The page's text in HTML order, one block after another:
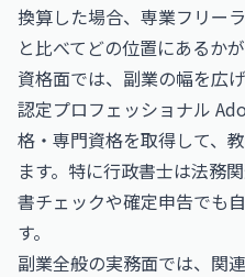
換算した場合、専業フリー
と比べてどの位置にあるか
資格面では、副業の幅を広
認定プロフェッショナル
格・専門資格を取得して、
ます。特に行政書士は法務
書チェックや確定申告でも
す。
副業全般の実務面では、関